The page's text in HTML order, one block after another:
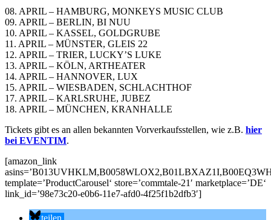
08. APRIL – HAMBURG, MONKEYS MUSIC CLUB
09. APRIL – BERLIN, BI NUU
10. APRIL – KASSEL, GOLDGRUBE
11. APRIL – MÜNSTER, GLEIS 22
12. APRIL – TRIER, LUCKY’S LUKE
13. APRIL – KÖLN, ARTHEATER
14. APRIL – HANNOVER, LUX
15. APRIL – WIESBADEN, SCHLACHTHOF
17. APRIL – KARLSRUHE, JUBEZ
18. APRIL – MÜNCHEN, KRANHALLE
Tickets gibt es an allen bekannten Vorverkaufsstellen, wie z.B. hier
bei EVENTIM.
[amazon_link
template=’ProductCarousel‘ store=’commtale-21′ marketplace=’DE‘
link_id=’98e73c20-e0b6-11e7-afd0-4f25f1b2dfb3′]
teilen